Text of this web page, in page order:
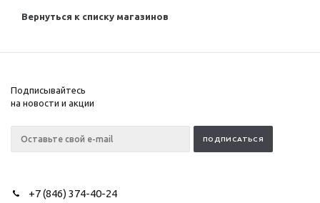
Вернуться к списку магазинов
Подписывайтесь
на новости и акции
+7 (846) 374-40-24